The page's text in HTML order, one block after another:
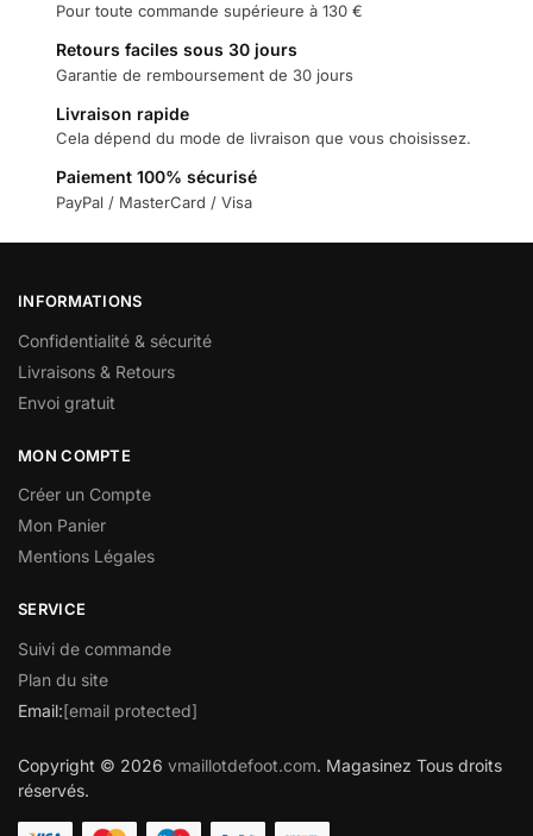
Pour toute commande supérieure à 130 €
Retours faciles sous 30 jours
Garantie de remboursement de 30 jours
Livraison rapide
Cela dépend du mode de livraison que vous choisissez.
Paiement 100% sécurisé
PayPal / MasterCard / Visa
INFORMATIONS
Confidentialité & sécurité
Livraisons & Retours
Envoi gratuit
MON COMPTE
Créer un Compte
Mon Panier
Mentions Légales
SERVICE
Suivi de commande
Plan du site
Email:[email protected]
Copyright © 2026 vmaillotdefoot.com. Magasinez Tous droits
réservés.